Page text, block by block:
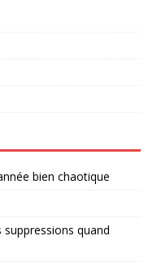
bien chaotique
suppressions quand